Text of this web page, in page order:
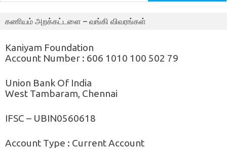
கணியம் அறக்கட்டளை – வங்கி விவரங்கள்
Kaniyam Foundation
Account Number : 606 1010 100 502 79
Union Bank Of India
West Tambaram, Chennai
IFSC – UBIN0560618
Account Type : Current Account